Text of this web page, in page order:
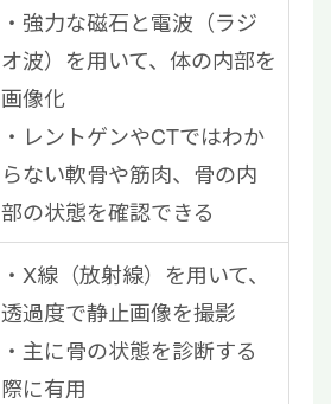
・強力な磁石と電波（ラジ
オ波）を用いて、体の内部を
画像化
・レントゲンやCTではわか
らない軟骨や筋肉、骨の内
部の状態を確認できる
・X線（放射線）を用いて、
透過度で静止画像を撮影
・主に骨の状態を診断する
際に有用